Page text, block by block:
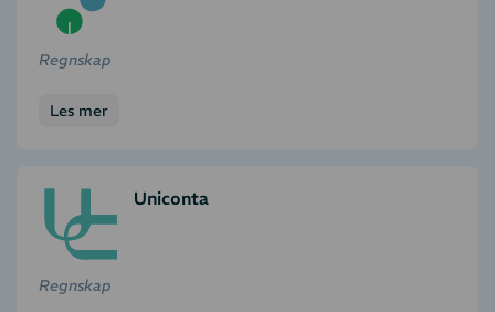
Regnskap
Les mer
Uniconta
Regnskap